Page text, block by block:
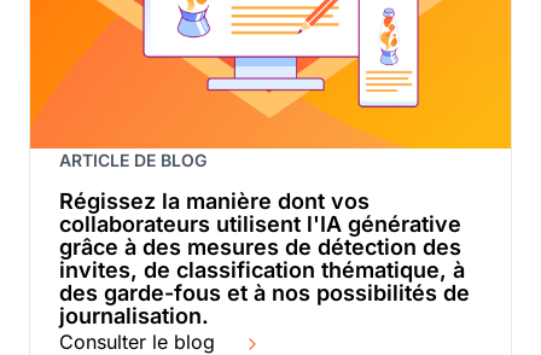
ARTICLE DE BLOG
Régissez la manière dont vos
collaborateurs utilisent l'IA générative
grâce à des mesures de détection des
invites, de classification thématique, à
des garde-fous et à nos possibilités de
journalisation.
Consulter le blog